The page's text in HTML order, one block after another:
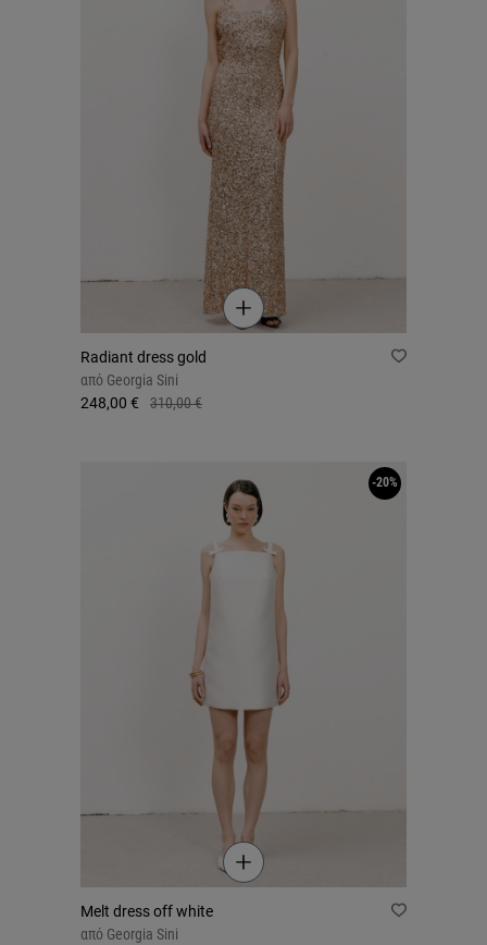
Radiant dress gold
από Georgia Sini
248,00 €
310,00 €
Melt dress off white
από Georgia Sini
-20%